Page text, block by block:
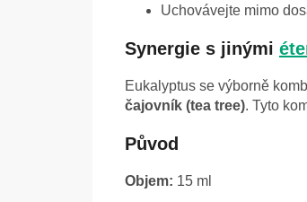
Uchovávejte mimo
Synergie s jinými
Eukalyptus se výborně
čajovník (tea tree). Tyto
Původ
Objem: 15 ml